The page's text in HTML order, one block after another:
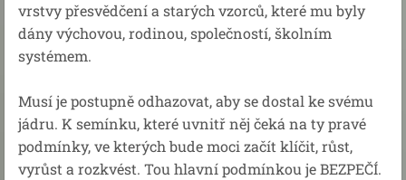
vrstvy přesvědčení a starých vzorců, které mu byly
dány výchovou, rodinou, společností, školním
systémem.
Musí je postupně odhazovat, aby se dostal ke svému
jádru. K semínku, které uvnitř něj čeká na ty pravé
podmínky, ve kterých bude moci začít klíčit, růst,
vyrůst a rozkvést. Tou hlavní podmínkou je BEZPEČÍ.